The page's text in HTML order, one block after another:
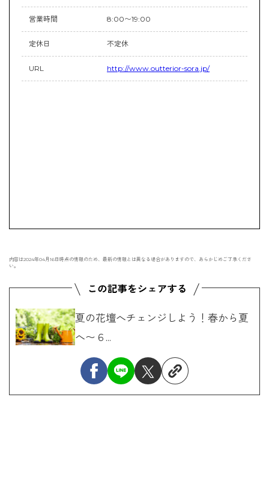
営業時間 8:00〜19:00
定休日 不定休
URL http://www.outterior-sora.jp/
内容は2024年04月16日時点の情報のため、最新の情報とは異なる場合がありますので、あらかじめご了承くださ
い。
夏の花壇へチェンジしよう！春から夏
へ〜６...